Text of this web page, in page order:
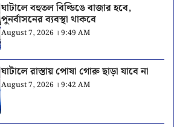
ঘাটালে বহুতল বিল্ডিঙে বাজার হবে,
পুনর্বাসনের ব্যবস্থা থাকবে
August 7, 2026 । 9:49 AM
ঘাটালে রাস্তায় পোষা গোরু ছাড়া যাবে না
August 7, 2026 । 9:42 AM